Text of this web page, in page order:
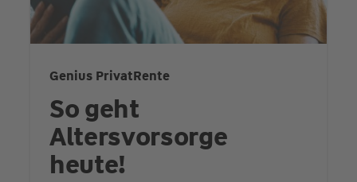
Genius PrivatRente
So geht
Altersvorsorge
heute!